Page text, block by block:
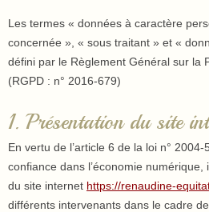
Les termes « données à caractère
concernée », « sous traitant » et «
défini par le Règlement Général sur la
(RGPD : n° 2016-679)
1. Présentation du site
En vertu de l’article 6 de la loi n°
confiance dans l’économie
du site internet https://renaudine-
différents intervenants dans le cadre